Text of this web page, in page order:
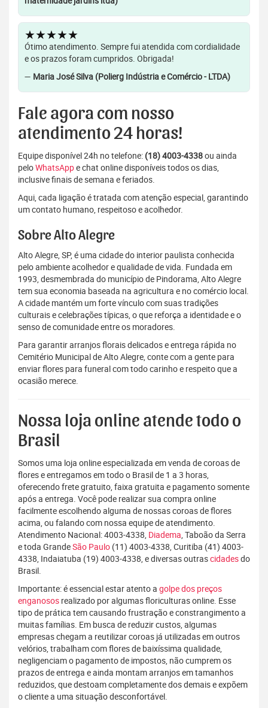
★★★★★
Ótimo atendimento. Sempre fui atendida com cordialidade
e os prazos foram cumpridos. Obrigada!
— Maria José Silva (Polierg Indústria e Comércio - LTDA)
Fale agora com nosso
atendimento 24 horas!
Equipe disponível 24h no telefone: (18) 4003-4338ou ainda
peloWhatsAppe chat online disponíveis todos os dias,
inclusive finais de semana e feriados.
Aqui, cada ligação é tratada com atenção especial, garantindo
um contato humano, respeitoso e acolhedor.
Sobre Alto Alegre
Alto Alegre, SP, é uma cidade do interior paulista conhecida
pelo ambiente acolhedor e qualidade de vida. Fundada em
1993, desmembrada do município de Pindorama, Alto Alegre
tem sua economia baseada na agricultura e no comércio local.
A cidade mantém um forte vínculo com suas tradições
culturais e celebrações típicas, o que reforça a identidade e o
senso de comunidade entre os moradores.
Para garantir arranjos florais delicados e entrega rápida no
Cemitério Municipal de Alto Alegre, conte com a gente para
enviar flores para funeral com todo carinho e respeito que a
ocasião merece.
Nossa loja online atende todo o
Brasil
Somos uma loja online especializada em venda de coroas de
flores e entregamos em todo o Brasil de 1 a 3 horas,
oferecendo frete gratuito, faixa gratuita e pagamento somente
após a entrega. Você pode realizar sua compra online
facilmente escolhendo alguma de nossas coroas de flores
acima, ou falando com nossa equipe de atendimento.
Atendimento Nacional: 4003-4338, Diadema, Taboão da Serra
e toda GrandeSão Paulo (11) 4003-4338, Curitiba (41) 4003-
4338, Indaiatuba (19) 4003-4338, e diversas outrascidadesdo
Brasil.
Importante: é essencial estar atento a golpe dos preços
enganosos realizado por algumas floriculturas online. Esse
tipo de prática tem causando frustração e constrangimento a
muitas famílias. Em busca de reduzir custos, algumas
empresas chegam a reutilizar coroas já utilizadas em outros
velórios, trabalham com flores de baixíssima qualidade,
negligenciam o pagamento de impostos, não cumprem os
prazos de entrega e ainda montam arranjos em tamanhos
reduzidos, que destoam completamente dos demais e expõem
o cliente a uma situação desconfortável.